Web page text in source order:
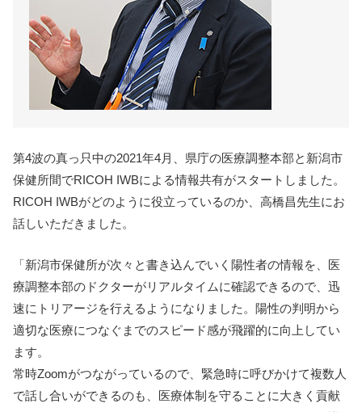
第4波の真っ只中の2021年4月、県庁の医療調整本部と新潟市
保健所間でRICOH IWBによる情報共有がスタートしました。
RICOH IWBがどのように役立っているのか、高橋昌先生にお
話しいただきました。
「新潟市保健所が次々と書き込んでいく陽性者の情報を、医
療調整本部のドクターがリアルタイムに確認できるので、迅
速にトリアージを行えるようになりました。陽性の判明から
適切な医療につなぐまでのスピード感が飛躍的に向上してい
ます。
常時Zoomがつながっているので、緊急時に呼びかけて複数人
で話し合いができるのも、医療体制を守ることに大きく貢献